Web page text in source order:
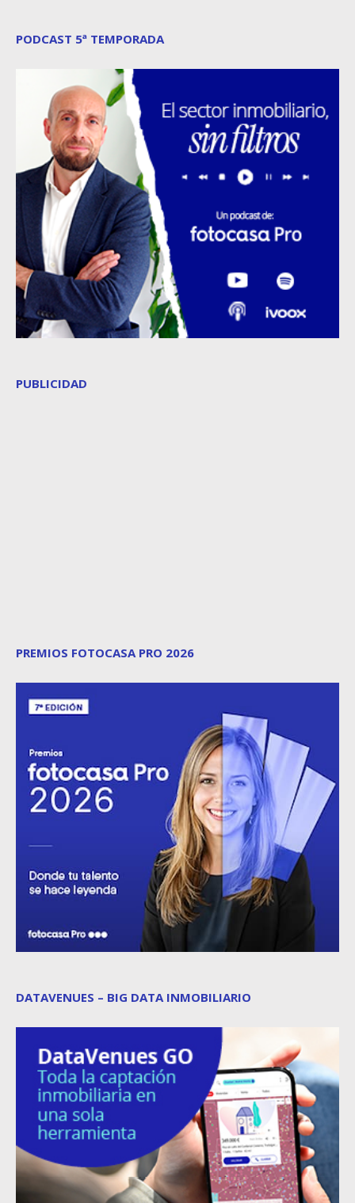
PODCAST 5ª TEMPORADA
PUBLICIDAD
PREMIOS FOTOCASA PRO 2026
DATAVENUES – BIG DATA INMOBILIARIO